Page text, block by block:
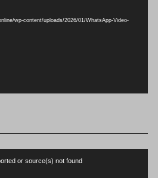
wp-content/uploads/2026/01/WhatsApp-Video-
or source(s) not found